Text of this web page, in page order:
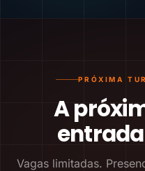
PRÓXIMA
A
Vagas limitadas.